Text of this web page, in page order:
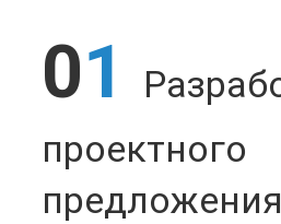
01
проектного
предложения